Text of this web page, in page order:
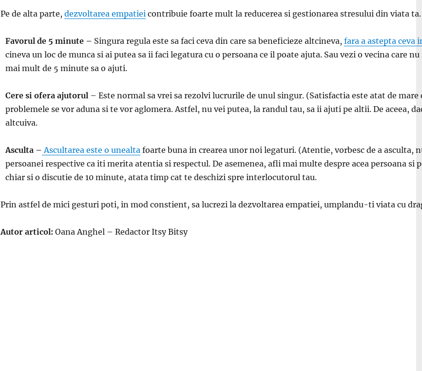
Pe de alta parte, dezvoltarea empatiei contribuie foarte mult la reducerea si gestionarea stresului din viata
Favorul de 5 minute – Singura regula este sa faci ceva din care sa beneficieze altcineva, fara a astepta ceva
cineva un loc de munca si ai putea sa ii faci legatura cu o persoana ce il poate ajuta. Sau vezi o vecina care
mai mult de 5 minute sa o ajuti.
Cere si ofera ajutorul – Este normal sa vrei sa rezolvi lucrurile de unul singur. (Satisfactia este atat de
problemele se vor aduna si te vor aglomera. Astfel, nu vei putea, la randul tau, sa ii ajuti pe altii. De aceea,
altcuiva.
Asculta – Ascultarea este o unealta foarte buna in crearea unor noi legaturi. (Atentie, vorbesc de a asculta,
persoanei respective ca iti merita atentia si respectul. De asemenea, afli mai multe despre acea persoana
chiar si o discutie de 10 minute, atata timp cat te deschizi spre interlocutorul tau.
Prin astfel de mici gesturi poti, in mod constient, sa lucrezi la dezvoltarea empatiei, umplandu-ti viata cu
Autor articol: Oana Anghel – Redactor Itsy Bitsy